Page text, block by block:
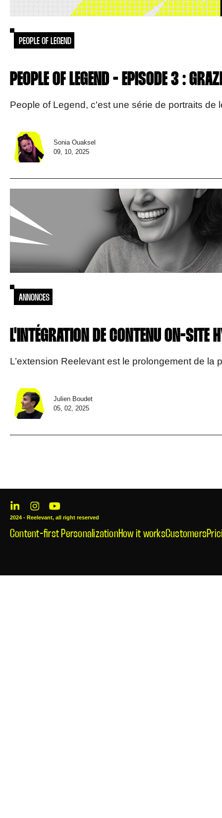
PEOPLE OF LEGEND
PEOPLE OF LEGEND - EPISODE 3 :
People of Legend, c'est une série de portraits
Sonia Ouaksel
09, 10, 2025
ANNONCES
L'INTÉGRATION DE CONTENU ON-SITE
L’extension Reelevant est le prolongement de
Julien Boudet
05, 02, 2025
2024 - Reelevant, all right reserved
Content-first PersonalizationHow it worksCustomers